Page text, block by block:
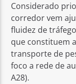
Considerado
corredor vem
fluidez de
que constituem
transporte de
foco a rede de
A28).